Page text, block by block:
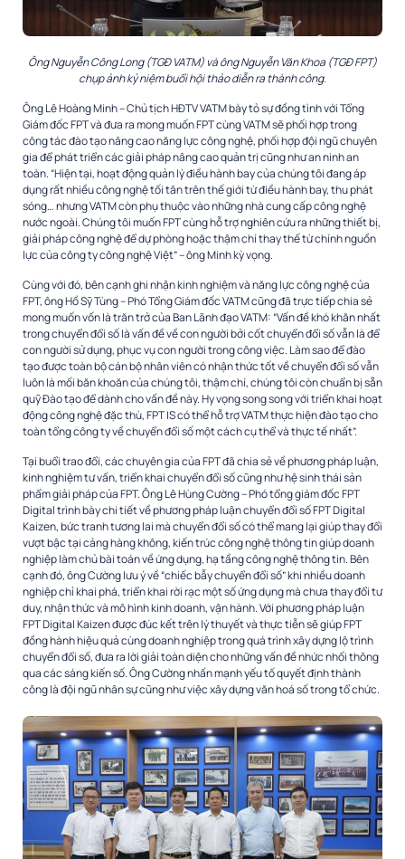
Ông Nguyễn Công Long (TGĐ VATM) và ông Nguyễn Văn Khoa (TGĐ FPT)
chụp ảnh kỷ niệm buổi hội thảo diễn ra thành công.
Giám đốc FPT và đưa ra mong muốn FPT cùng VATM sẽ phối hợp trong
công tác đào tạo nâng cao năng lực công nghệ, phối hợp đội ngũ chuyên
gia để phát triển các giải pháp nâng cao quản trị cũng như an ninh an
toàn. “Hiện tại, hoạt động quản lý điều hành bay của chúng tôi đang áp
dụng rất nhiều công nghệ tối tân trên thế giới từ điều hành bay, thu phát
sóng… nhưng VATM còn phụ thuộc vào những nhà cung cấp công nghệ
nước ngoài. Chúng tôi muốn FPT cùng hỗ trợ nghiên cứu ra những thiết bị,
giải pháp công nghệ để dự phòng hoặc thậm chí thay thế từ chính nguồn
lực của công ty công nghệ Việt” – ông Minh kỳ vọng.
Cùng với đó, bên cạnh ghi nhận kinh nghiệm và năng lực công nghệ của
FPT, ông Hồ Sỹ Tùng – Phó Tổng Giám đốc VATM cũng đã trực tiếp chia sẻ
mong muốn vốn là trăn trở của Ban Lãnh đạo VATM: “Vấn đề khó khăn nhất
trong chuyển đổi số là vấn đề về con người bởi cốt chuyển đổi số vẫn là để
con người sử dụng, phục vụ con người trong công việc. Làm sao để đào
tạo được toàn bộ cán bộ nhân viên có nhận thức tốt về chuyển đổi số vẫn
luôn là mối băn khoăn của chúng tôi, thậm chí, chúng tôi còn chuẩn bị sẵn
quỹ Đào tạo để dành cho vấn đề này. Hy vọng song song với triển khai hoạt
động công nghệ đặc thù, FPT IS có thể hỗ trợ VATM thực hiện đào tạo cho
toàn tổng công ty về chuyển đổi số một cách cụ thể và thực tế nhất”.
Tại buổi trao đổi, các chuyên gia của FPT đã chia sẻ về phương pháp luận,
kinh nghiệm tư vấn, triển khai chuyển đổi số cũng như hệ sinh thái sản
phẩm giải pháp của FPT. Ông Lê Hùng Cường – Phó tổng giám đốc FPT
Digital trình bày chi tiết về phương pháp luận chuyển đổi số FPT Digital
Kaizen, bức tranh tương lai mà chuyển đổi số có thể mang lại giúp thay đổi
vượt bậc tại cảng hàng không, kiến trúc công nghệ thông tin giúp doanh
nghiệp làm chủ bài toán về ứng dụng, hạ tầng công nghệ thông tin. Bên
cạnh đó, ông Cường lưu ý về “chiếc bẫy chuyển đổi số” khi nhiều doanh
nghiệp chỉ khai phá, triển khai rời rạc một số ứng dụng mà chưa thay đổi tư
duy, nhận thức và mô hình kinh doanh, vận hành. Với phương pháp luận
FPT Digital Kaizen được đúc kết trên lý thuyết và thực tiễn sẽ giúp FPT
đồng hành hiệu quả cùng doanh nghiệp trong quá trình xây dựng lộ trình
chuyển đổi số, đưa ra lời giải toàn diện cho những vấn đề nhức nhối thông
qua các sáng kiến số. Ông Cường nhấn mạnh yếu tố quyết định thành
công là đội ngũ nhân sự cũng như việc xây dựng văn hoá số trong tổ chức.